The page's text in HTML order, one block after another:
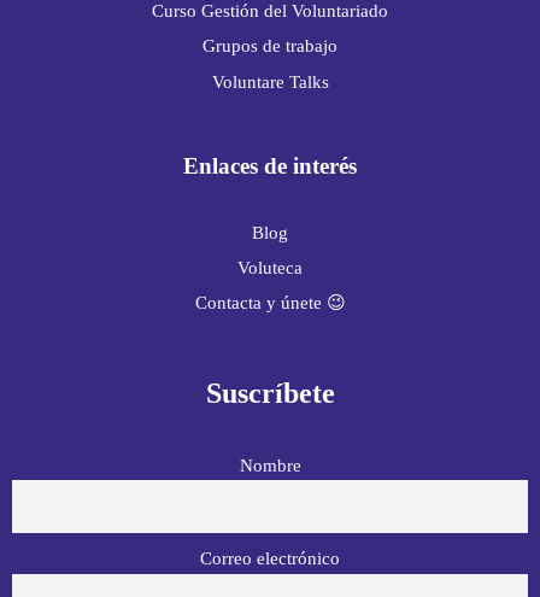
Curso Gestión del Voluntariado
Grupos de trabajo
Voluntare Talks
Enlaces de interés
Blog
Voluteca
Contacta y únete 😉
Suscríbete
Nombre
Correo electrónico